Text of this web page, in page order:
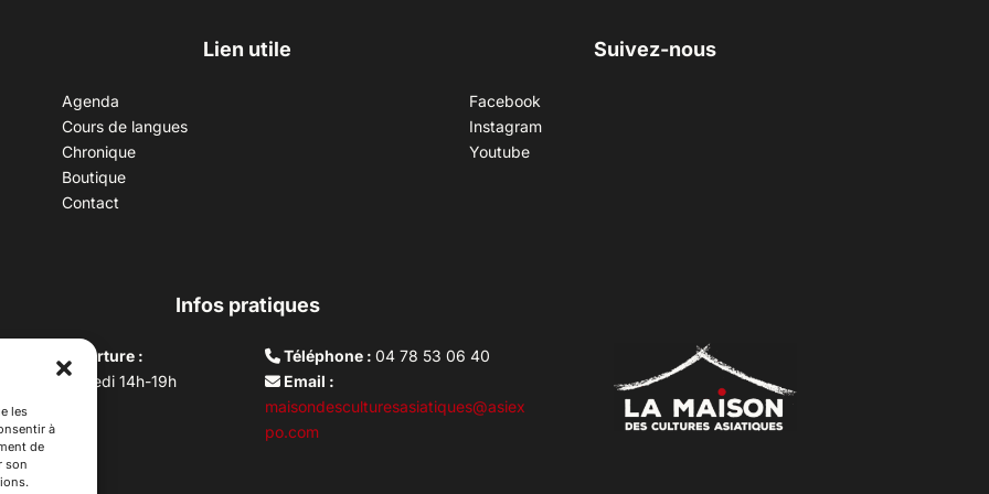
les
à
de
son
Lien utile
Agenda
Cours de langues
Chronique
Boutique
Contact
Suivez-nous
Facebook
Instagram
Youtube
Infos pratiques
d’ouverture :
au vendredi 14h-19h
10h –17h
lundi
Téléphone :04 78 53 06 40
Email :
maisondesculturesasiatiques@asiex
po.com